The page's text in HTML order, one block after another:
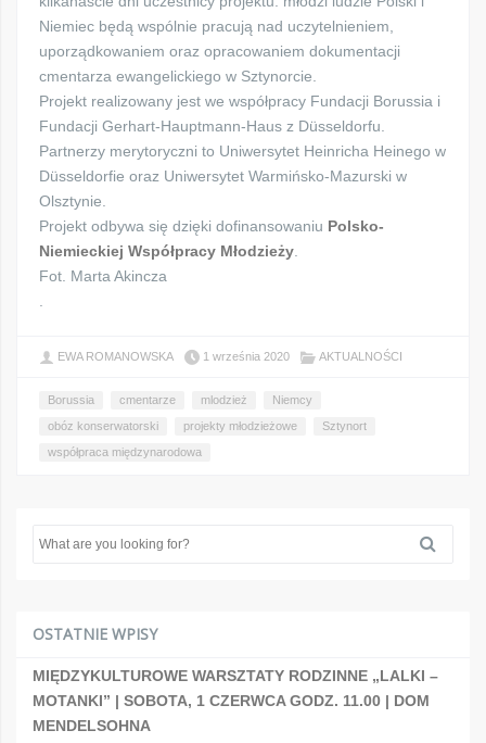
Niemiec będą wspólnie pracują nad uczytelnieniem,
uporządkowaniem oraz opracowaniem dokumentacji
cmentarza ewangelickiego w Sztynorcie.
Projekt realizowany jest we współpracy Fundacji Borussia i
Fundacji Gerhart-Hauptmann-Haus z Düsseldorfu.
Partnerzy merytoryczni to Uniwersytet Heinricha Heinego w
Düsseldorfie oraz Uniwersytet Warmińsko-Mazurski w
Olsztynie.
Projekt odbywa się dzięki dofinansowaniu Polsko-
Niemieckiej Współpracy Młodzieży.
Fot. Marta Akincza
.
EWA ROMANOWSKA 1 września 2020 AKTUALNOŚCI
Borussia cmentarze mlodzież
Niemcy
obóz konserwatorski
projekty młodzieżowe
Sztynort
współpraca międzynarodowa
OSTATNIE WPISY
MIĘDZYKULTUROWE WARSZTATY RODZINNE „LALKI –
MOTANKI” | SOBOTA, 1 CZERWCA GODZ. 11.00 | DOM
MENDELSOHNA